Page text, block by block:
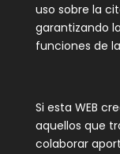
uso sobre la
garantizando
funciones de
Si esta WEB
aquellos que
colaborar